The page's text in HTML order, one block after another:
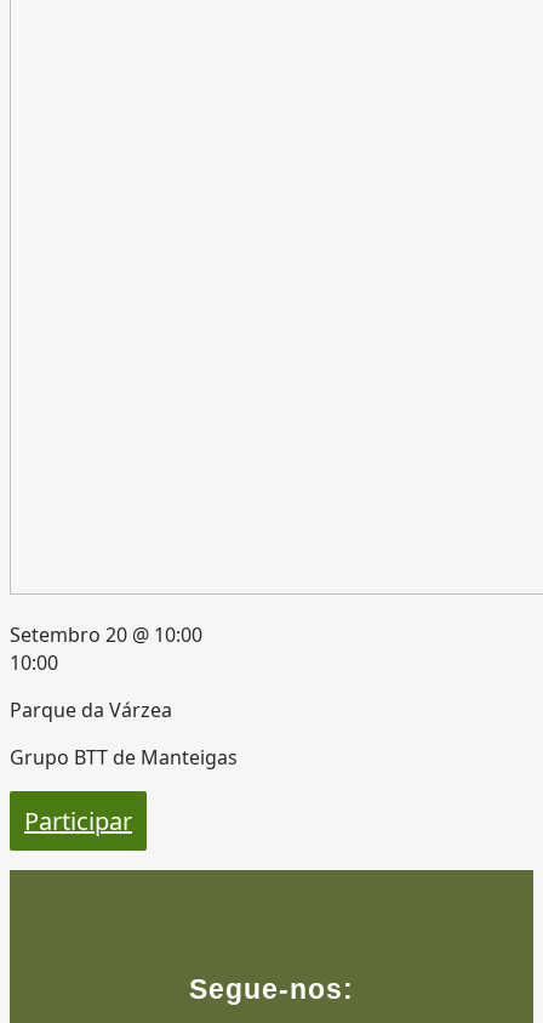
Setembro 20 @ 10:00
10:00
Parque da Várzea
Grupo BTT de Manteigas
Participar
Segue-nos: